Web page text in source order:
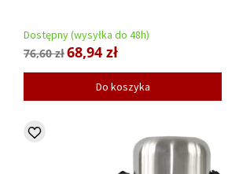
Dostępny (wysyłka do 48h)
76,60 zł68,94 zł
Do koszyka